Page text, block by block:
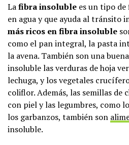
Lafibra insoluble es un tipo de
en agua y que ayuda al tránsito
más ricos en fibra insoluble
como el pan integral, la pasta
la avena. También son una
insoluble las verduras de hoja
lechuga, y los vegetales
coliflor. Además, las semillas de
con piel y las legumbres, como
los garbanzos, también son
insoluble.